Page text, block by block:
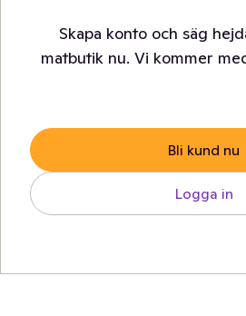
Skapa konto och säg
matbutik nu. Vi kommer
Bli kund nu
Logga in